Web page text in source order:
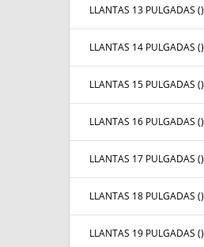
LLANTAS 13 PULGADAS ()
LLANTAS 14 PULGADAS ()
LLANTAS 15 PULGADAS ()
LLANTAS 16 PULGADAS ()
LLANTAS 17 PULGADAS ()
LLANTAS 18 PULGADAS ()
LLANTAS 19 PULGADAS ()